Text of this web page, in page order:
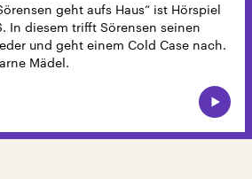
geht aufs Haus“ ist Hörspiel
In diesem trifft Sörensen seinen
und geht einem Cold Case nach.
Mädel.